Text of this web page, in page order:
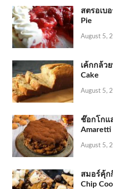
สตรอเบ
Pie
August 5,
เค้กกล้ว
Cake
August 5,
ช๊อกโกแ
Amaretti
August 5,
สมอร์คุ้ก
Chip